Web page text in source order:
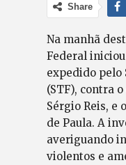
Share
Na manhã
Federal
expedido pelo
(STF), contra
Sérgio Reis, e
de Paula. A
averiguando
violentos e